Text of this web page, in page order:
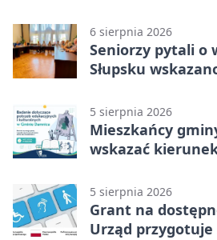
6 sierpnia 2026
Seniorzy pytali o
Słupsku
5 sierpnia 2026
Mieszkańcy
wskazać
5 sierpnia 2026
Grant na
Urząd